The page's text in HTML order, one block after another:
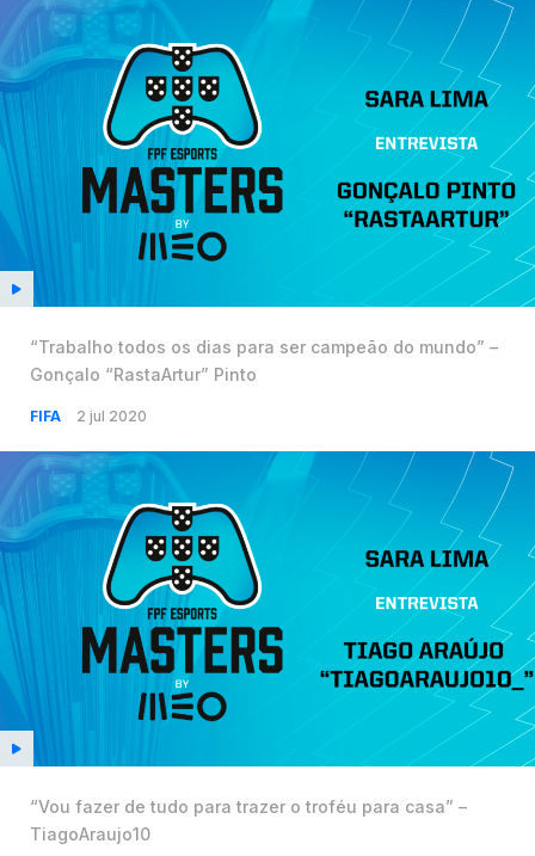
“Trabalho todos os dias para ser campeão do mundo” –
Gonçalo “RastaArtur” Pinto
FIFA 2 jul 2020
“Vou fazer de tudo para trazer o troféu para casa” –
TiagoAraujo10